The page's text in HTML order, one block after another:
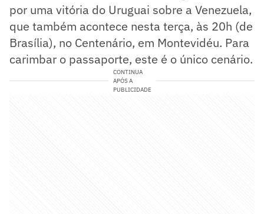
por uma vitória do Uruguai sobre a Venezuela,
que também acontece nesta terça, às 20h (de
Brasília), no Centenário, em Montevidéu. Para
carimbar o passaporte, este é o único cenário.
CONTINUA
APÓS A
PUBLICIDADE